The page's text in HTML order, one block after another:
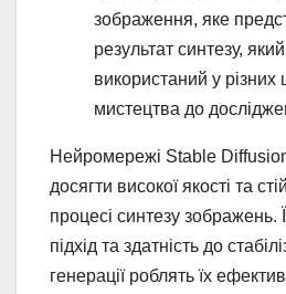
зображення, яке
результат синтезу,
використаний у різних
мистецтва до
Нейромережі Stable
досягти високої якості та
процесі синтезу зображень.
підхід та здатність до
генерації роблять їх